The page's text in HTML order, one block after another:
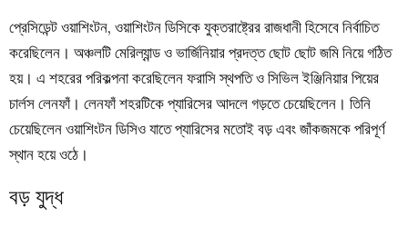
প্রেসিডেন্ট ওয়াশিংটন, ওয়াশিংটন ডিসিকে যুক্তরাষ্ট্রের রাজধানী হিসেবে নির্বাচিত
করেছিলেন। অঞ্চলটি মেরিল্যান্ড ও ভার্জিনিয়ার প্রদত্ত ছোট ছোট জমি নিয়ে গঠিত
হয়। এ শহরের পরিকল্পনা করেছিলেন ফরাসি স্থপতি ও সিভিল ইঞ্জিনিয়ার পিয়ের
চার্লস লেনফাঁ। লেনফাঁ শহরটিকে প্যারিসের আদলে গড়তে চেয়েছিলেন। তিনি
চেয়েছিলেন ওয়াশিংটন ডিসিও যাতে প্যারিসের মতোই বড় এবং জাঁকজমকে পরিপূর্ণ
স্থান হয়ে ওঠে।
বড় যুদ্ধ